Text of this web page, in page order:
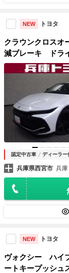
NEW トヨタ
クラウンクロス
減ブレーキ ドラ
ール キーレス
メモリーナビ Ｌ
認定中古車 ディーラー
兵庫県西宮市 兵
NEW トヨタ
ヴォクシー ハイ
ートキープッシ